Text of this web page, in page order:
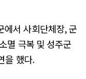
에서 사회단체장, 군
멸 극복 및 성주군
을 했다.